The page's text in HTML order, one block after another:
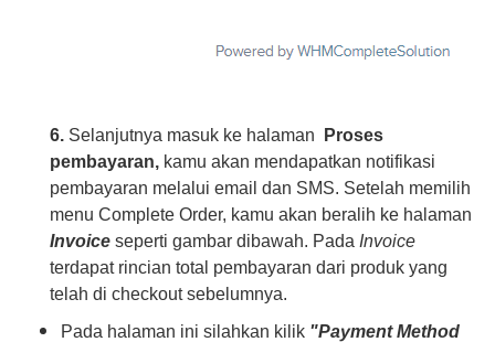
6. Selanjutnya masuk ke halaman
Proses
pembayaran, kamu akan mendapatkan notifikasi
pembayaran melalui email dan SMS. Setelah memilih
menu Complete Order, kamu akan beralih ke halaman
Invoice seperti gambar dibawah. Pada Invoice
terdapat rincian total pembayaran dari produk yang
telah di checkout sebelumnya.
Pada halaman ini silahkan kilik "Payment Method